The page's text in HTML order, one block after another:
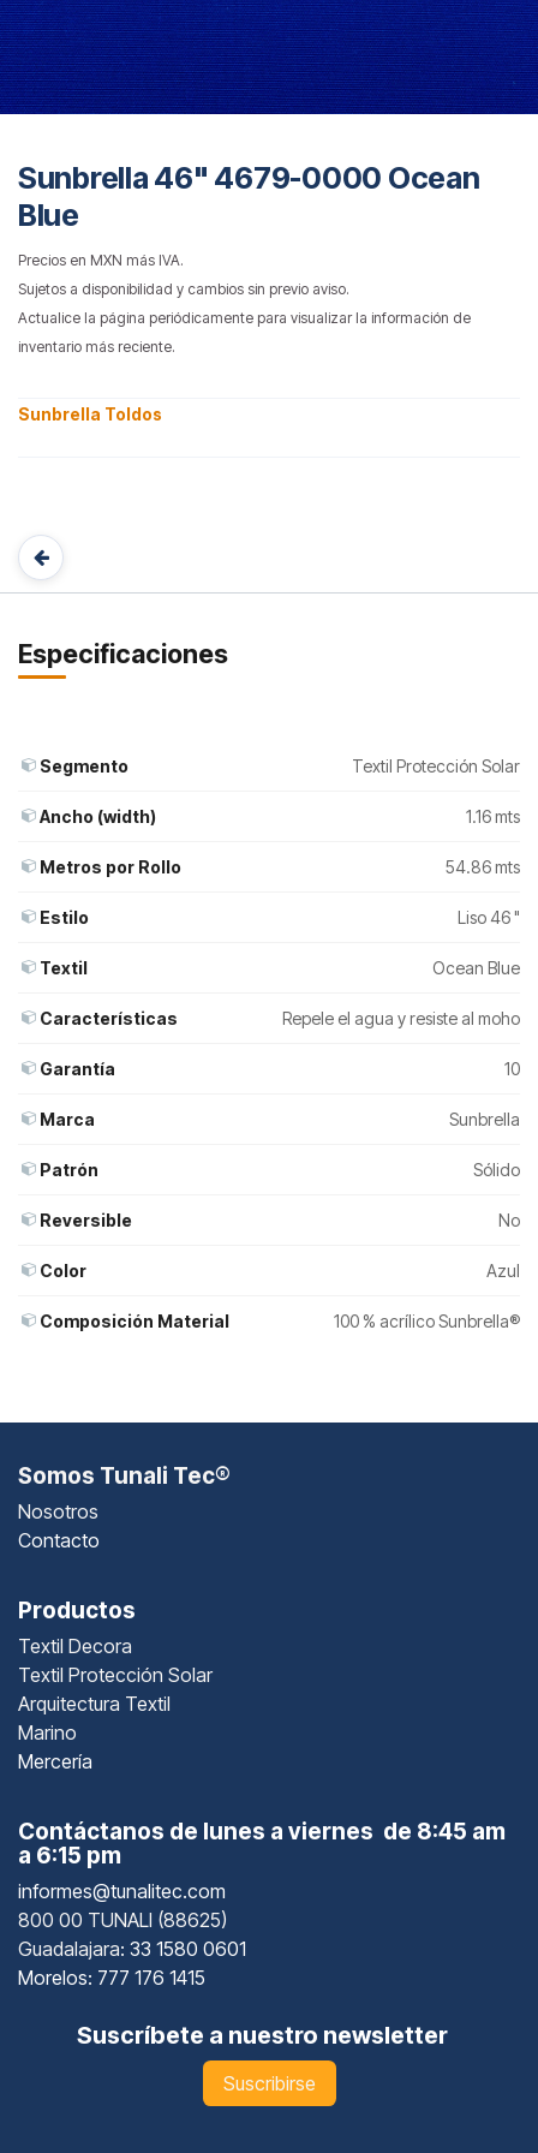
Sunbrella 46" 4679-0000 Ocean
Blue
Precios en MXN más IVA.
Sujetos a disponibilidad y cambios sin previo aviso.
Actualice la página periódicamente para visualizar la información de
inventario más reciente.
Sunbrella Toldos
Especificaciones
Segmento Textil Protección Solar
Ancho (width) 1.16 mts
Metros por Rollo 54.86 mts
Estilo Liso 46 "
Textil Ocean Blue
Características Repele el agua y resiste al moho
Garantía 10
Marca Sunbrella
Patrón Sólido
Reversible No
Color Azul
Composición Material 100 % acrílico Sunbrella®
Somos Tunali Tec®
Nosotros
Contacto
Productos
Textil Decora
Textil Protección Solar
Arquitectura Textil
Marino
Mercería
Contáctanos de lunes a viernes de 8:45 am
a 6:15 pm
informes@tunalitec.com
800 00 TUNALI (88625)
Guadalajara: 33 1580 0601
Morelos: 777 176 1415
Suscríbete a nuestro newsletter
Suscribirse